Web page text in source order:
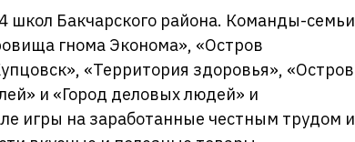
школ Бакчарского района. Команды-семьи
гнома Эконома», «Остров
«Территория здоровья», «Остров
и «Город деловых людей» и
игры на заработанные честным трудом и